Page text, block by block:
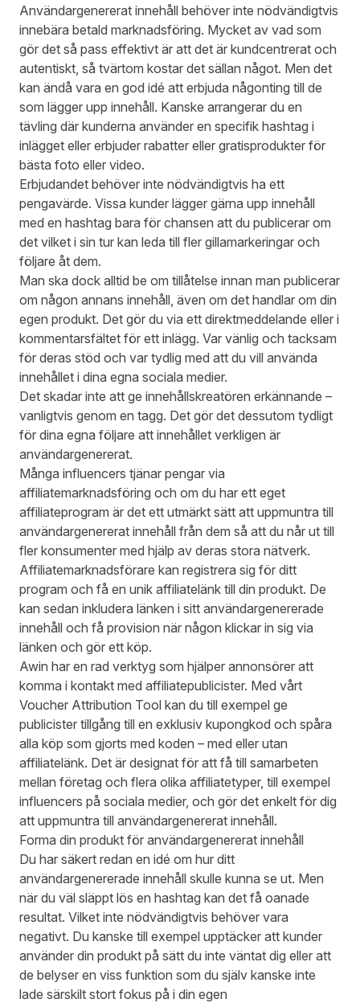
Användargenererat innehåll behöver inte nödvändigtvis
innebära betald marknadsföring. Mycket av vad som
gör det så pass effektivt är att det är kundcentrerat och
autentiskt, så tvärtom kostar det sällan något. Men det
kan ändå vara en god idé att erbjuda någonting till de
som lägger upp innehåll. Kanske arrangerar du en
tävling där kunderna använder en specifik hashtag i
inlägget eller erbjuder rabatter eller gratisprodukter för
bästa foto eller video.
Erbjudandet behöver inte nödvändigtvis ha ett
pengavärde. Vissa kunder lägger gärna upp innehåll
med en hashtag bara för chansen att du publicerar om
det vilket i sin tur kan leda till fler gillamarkeringar och
följare åt dem.
Man ska dock alltid be om tillåtelse innan man publicerar
om någon annans innehåll, även om det handlar om din
egen produkt. Det gör du via ett direktmeddelande eller i
kommentarsfältet för ett inlägg. Var vänlig och tacksam
för deras stöd och var tydlig med att du vill använda
innehållet i dina egna sociala medier.
Det skadar inte att ge innehållskreatören erkännande –
vanligtvis genom en tagg. Det gör det dessutom tydligt
för dina egna följare att innehållet verkligen är
användargenererat.
Många influencers tjänar pengar via
affiliatemarknadsföring och om du har ett eget
affiliateprogram är det ett utmärkt sätt att uppmuntra till
användargenererat innehåll från dem så att du når ut till
fler konsumenter med hjälp av deras stora nätverk.
Affiliatemarknadsförare kan registrera sig för ditt
program och få en unik affiliatelänk till din produkt. De
kan sedan inkludera länken i sitt användargenererade
innehåll och få provision när någon klickar in sig via
länken och gör ett köp.
Awin har en rad verktyg som hjälper annonsörer att
komma i kontakt med affiliatepublicister. Med vårt
Voucher Attribution Tool kan du till exempel ge
publicister tillgång till en exklusiv kupongkod och spåra
alla köp som gjorts med koden – med eller utan
affiliatelänk. Det är designat för att få till samarbeten
mellan företag och flera olika affiliatetyper, till exempel
influencers på sociala medier, och gör det enkelt för dig
att uppmuntra till användargenererat innehåll.
Forma din produkt för användargenererat innehåll
Du har säkert redan en idé om hur ditt
användargenererade innehåll skulle kunna se ut. Men
när du väl släppt lös en hashtag kan det få oanade
resultat. Vilket inte nödvändigtvis behöver vara
negativt. Du kanske till exempel upptäcker att kunder
använder din produkt på sätt du inte väntat dig eller att
de belyser en viss funktion som du själv kanske inte
lade särskilt stort fokus på i din egen